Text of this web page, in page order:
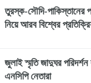
তুরস্ক-সৌদি-পাকিস্তানের
নিয়ে আরব বিশ্বের
জুলাই স্মৃতি জাদুঘর
এনসিপি নেতারা